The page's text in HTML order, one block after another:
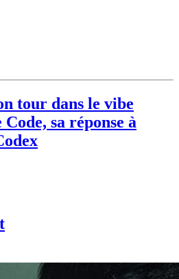
tour dans le vibe
sa réponse à